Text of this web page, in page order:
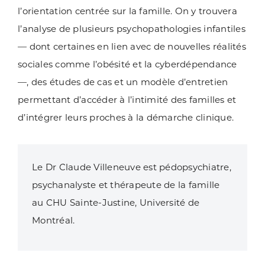
l’orientation centrée sur la famille. On y trouvera
l’analyse de plusieurs psychopathologies infantiles
— dont certaines en lien avec de nouvelles réalités
sociales comme l’obésité et la cyberdépendance
—, des études de cas et un modèle d’entretien
permettant d’accéder à l’intimité des familles et
d’intégrer leurs proches à la démarche clinique.
Le Dr Claude Villeneuve est pédopsychiatre,
psychanalyste et thérapeute de la famille
au CHU Sainte-Justine, Université de
Montréal.